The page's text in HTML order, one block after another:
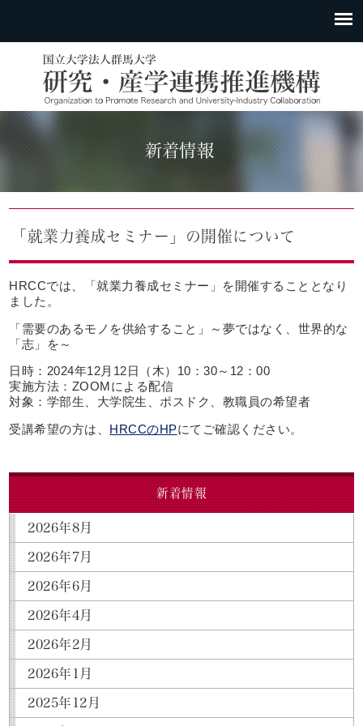
新着情報
「就業力養成セミナー」の開催について
HRCCでは、「就業力養成セミナー」を開催することとなり
ました。
「需要のあるモノを供給すること」～夢ではなく、世界的な
「志」を～
日時：2024年12月12日（木）10：30～12：00
実施方法：ZOOMによる配信
対象：学部生、大学院生、ポスドク、教職員の希望者
受講希望の方は、 HRCCのHPにてご確認ください。
新着情報
2026年8月
2026年7月
2026年6月
2026年4月
2026年2月
2026年1月
2025年12月